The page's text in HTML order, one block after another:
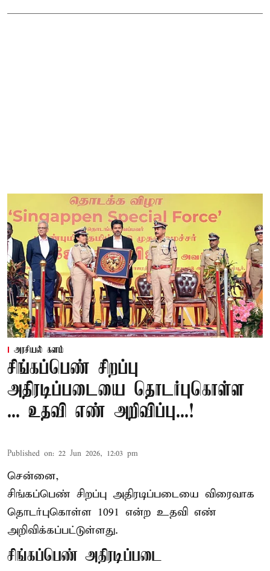
அரசியல் களம்
சிங்கப்பெண் சிறப்பு
அதிரடிப்படையை தொடர்புகொள்ள
... உதவி எண் அறிவிப்பு...!
Published on: 22 Jun 2026, 12:03 pm
சென்னை,
சிங்கப்பெண் சிறப்பு அதிரடிப்படையை விரைவாக
தொடர்புகொள்ள 1091 என்ற உதவி எண்
அறிவிக்கப்பட்டுள்ளது.
சிங்கப்பெண் அதிரடிப்படை